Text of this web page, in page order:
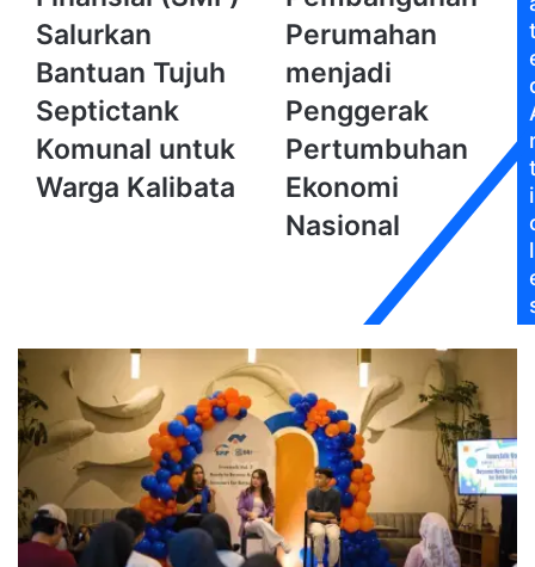
Salurkan
Bantuan
Tujuh
Septictank
Komunal
untuk
Warga
Kalibata
Salurkan
Bantuan Tujuh
Septictank
Komunal untuk
Warga Kalibata
menjadi
Penggerak
Pertumbuhan
Ekonomi
Nasional
Perumahan
menjadi
Penggerak
Pertumbuhan
Ekonomi
Nasional
i
l